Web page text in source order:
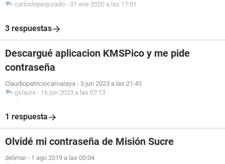
carloslopezjurado - 31 ene 2020 a las 17:01
3 respuestas
Descargué aplicacion KMSPico y me pide
contraseña
Claudiopatriciocaroaraya - 3 jun 2023 a las 21:43
gslaura - 16 jun 2023 a las 07:13
1 respuesta
Olvidé mi contraseña de Misión Sucre
delimar - 1 ago 2019 a las 00:04